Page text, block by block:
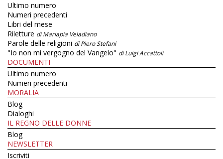
Ultimo numero
Numeri precedenti
Libri del mese
Riletture di Mariapia Veladiano
Parole delle religioni di Piero Stefani
"Io non mi vergogno del Vangelo" di Luigi Accattoli
DOCUMENTI
Ultimo numero
Numeri precedenti
MORALIA
Blog
Dialoghi
IL REGNO DELLE DONNE
Blog
NEWSLETTER
Iscriviti